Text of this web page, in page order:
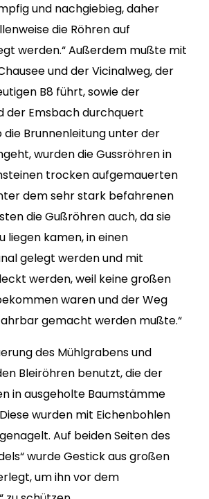
und nachgiebieg, daher
die Röhren auf
werden.“ Außerdem mußte mit
und der Vicinalweg, der
B8 führt, sowie der
der Emsbach durchquert
die Brunnenleitung unter der
wurden die Gussröhren in
trocken aufgemauerten
dem sehr stark befahrenen
die Gußröhren auch, da sie
liegen kamen, in einen
gelegt werden und mit
werden, weil keine großen
waren und der Weg
gemacht werden mußte.“
des Mühlgrabens und
Bleiröhren benutzt, die der
in ausgeholte Baumstämme
wurden mit Eichenbohlen
Auf beiden Seiten des
wurde Gestick aus großen
um ihn vor dem